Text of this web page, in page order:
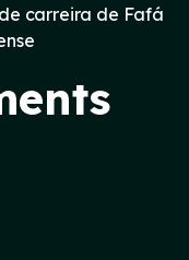
carreira de Fafá